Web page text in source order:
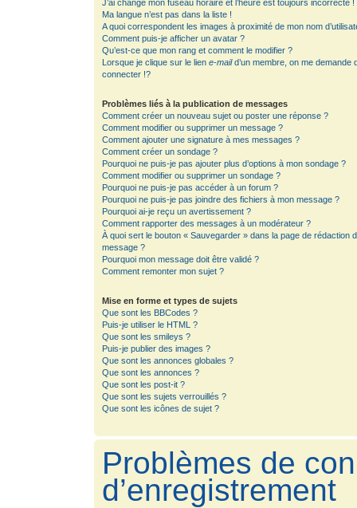
J’ai changé mon fuseau horaire et l’heure est toujours incorrecte !
Ma langue n’est pas dans la liste !
A quoi correspondent les images à proximité de mon nom
Comment puis-je afficher un avatar ?
Qu’est-ce que mon rang et comment le modifier ?
Lorsque je clique sur le lien e-maild’un membre, on me demande
connecter !?
Problèmes liés à la publication de messages
Comment créer un nouveau sujet ou poster une réponse ?
Comment modifier ou supprimer un message ?
Comment ajouter une signature à mes messages ?
Comment créer un sondage ?
Pourquoi ne puis-je pas ajouter plus d’options à mon sondage ?
Comment modifier ou supprimer un sondage ?
Pourquoi ne puis-je pas accéder à un forum ?
Pourquoi ne puis-je pas joindre des fichiers à mon message ?
Pourquoi ai-je reçu un avertissement ?
Comment rapporter des messages à un modérateur ?
À quoi sert le bouton « Sauvegarder » dans la page de rédaction
message ?
Pourquoi mon message doit être validé ?
Comment remonter mon sujet ?
Mise en forme et types de sujets
Que sont les BBCodes ?
Puis-je utiliser le HTML ?
Que sont les smileys ?
Puis-je publier des images ?
Que sont les annonces globales ?
Que sont les annonces ?
Que sont les post-it ?
Que sont les sujets verrouillés ?
Que sont les icônes de sujet ?
Problèmes de
d’enregistrement